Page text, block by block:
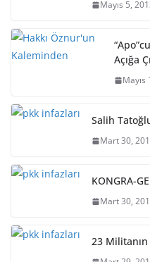
Mayıs 5,
Açığa
Mayıs
Salih
Mart 30,
KONGRA-
Mart 30,
23 Militanın